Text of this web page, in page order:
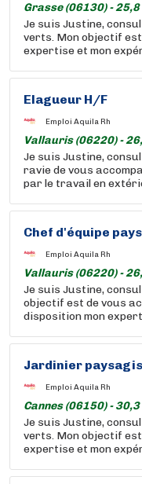
Grasse (06130) -
Je suis Justine,
verts. Mon objectif
expertise et mon
Elagueur H/F
Emploi Aquila Rh
Vallauris (06220) -
Je suis Justine,
ravie de vous
par le travail en
Chef d'équipe
Emploi Aquila Rh
Vallauris (06220) -
Je suis Justine,
objectif est de vous
disposition mon
Jardinier
Emploi Aquila Rh
Cannes (06150) -
Je suis Justine,
verts. Mon objectif
expertise et mon